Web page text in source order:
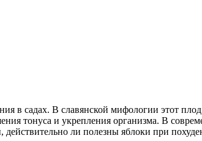
в садах. В славянской мифологии этот
тонуса и укрепления организма. В
ли полезны яблоки при